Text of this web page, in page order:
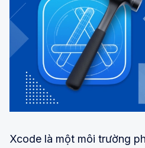
Xcode là một môi trường